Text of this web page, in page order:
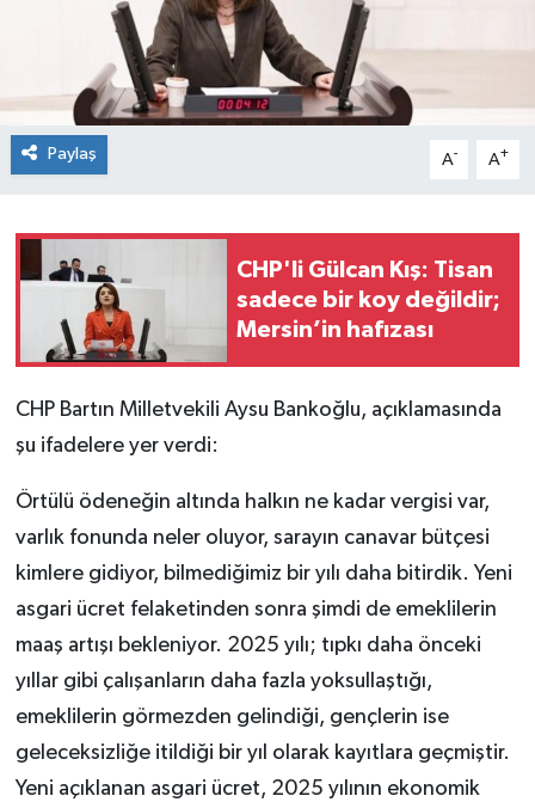
Paylaş A- A+
CHP'li Gülcan Kış: Tisan
sadece bir koy değildir;
Mersin’in hafızası
CHP Bartın Milletvekili Aysu Bankoğlu, açıklamasında
şu ifadelere yer verdi:
Örtülü ödeneğin altında halkın ne kadar vergisi var,
varlık fonunda neler oluyor, sarayın canavar bütçesi
kimlere gidiyor, bilmediğimiz bir yılı daha bitirdik. Yeni
asgari ücret felaketinden sonra şimdi de emeklilerin
maaş artışı bekleniyor. 2025 yılı; tıpkı daha önceki
yıllar gibi çalışanların daha fazla yoksullaştığı,
emeklilerin görmezden gelindiği, gençlerin ise
geleceksizliğe itildiği bir yıl olarak kayıtlara geçmiştir.
Yeni açıklanan asgari ücret, 2025 yılının ekonomik